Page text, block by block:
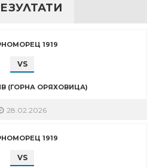
1919
VS
(ГОРНА ОРЯХОВИЦА)
28.02.2026
1919
VS